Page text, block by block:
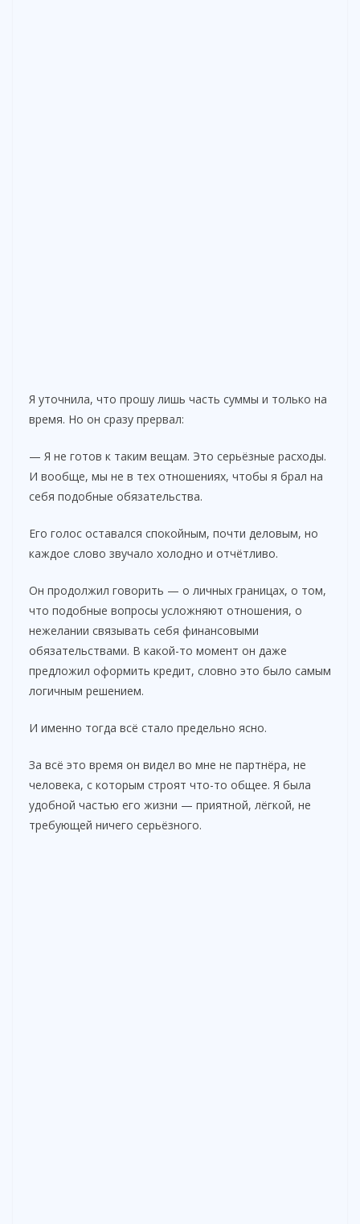
Я уточнила, что прошу лишь часть суммы и только на
время. Но он сразу прервал:
— Я не готов к таким вещам. Это серьёзные расходы.
И вообще, мы не в тех отношениях, чтобы я брал на
себя подобные обязательства.
Его голос оставался спокойным, почти деловым, но
каждое слово звучало холодно и отчётливо.
Он продолжил говорить — о личных границах, о том,
что подобные вопросы усложняют отношения, о
нежелании связывать себя финансовыми
обязательствами. В какой-то момент он даже
предложил оформить кредит, словно это было самым
логичным решением.
И именно тогда всё стало предельно ясно.
За всё это время он видел во мне не партнёра, не
человека, с которым строят что-то общее. Я была
удобной частью его жизни — приятной, лёгкой, не
требующей ничего серьёзного.